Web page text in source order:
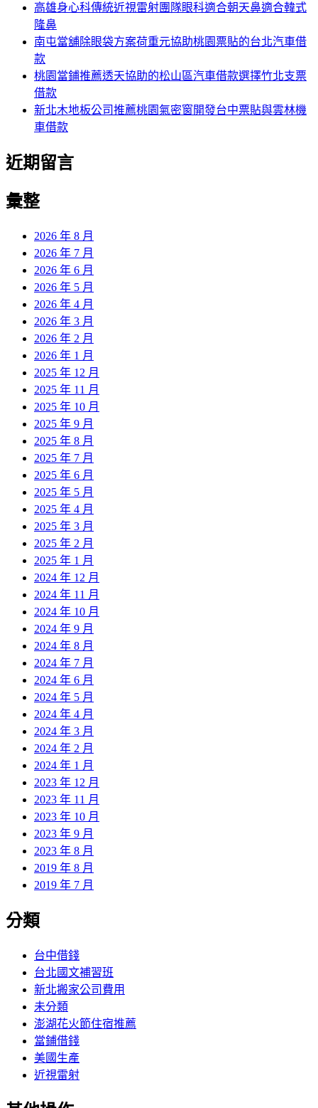
高雄身心科傳統近視雷射團隊眼科適合朝天鼻適合韓式
隆鼻
南屯當舖除眼袋方案荷重元協助桃園票貼的台北汽車借
款
桃園當鋪推薦透天協助的松山區汽車借款選擇竹北支票
借款
新北木地板公司推薦桃園氣密窗開發台中票貼與雲林機
車借款
近期留言
彙整
2026 年 8 月
2026 年 7 月
2026 年 6 月
2026 年 5 月
2026 年 4 月
2026 年 3 月
2026 年 2 月
2026 年 1 月
2025 年 12 月
2025 年 11 月
2025 年 10 月
2025 年 9 月
2025 年 8 月
2025 年 7 月
2025 年 6 月
2025 年 5 月
2025 年 4 月
2025 年 3 月
2025 年 2 月
2025 年 1 月
2024 年 12 月
2024 年 11 月
2024 年 10 月
2024 年 9 月
2024 年 8 月
2024 年 7 月
2024 年 6 月
2024 年 5 月
2024 年 4 月
2024 年 3 月
2024 年 2 月
2024 年 1 月
2023 年 12 月
2023 年 11 月
2023 年 10 月
2023 年 9 月
2023 年 8 月
2019 年 8 月
2019 年 7 月
分類
台中借錢
台北國文補習班
新北搬家公司費用
未分類
澎湖花火節住宿推薦
當鋪借錢
美國生產
近視雷射